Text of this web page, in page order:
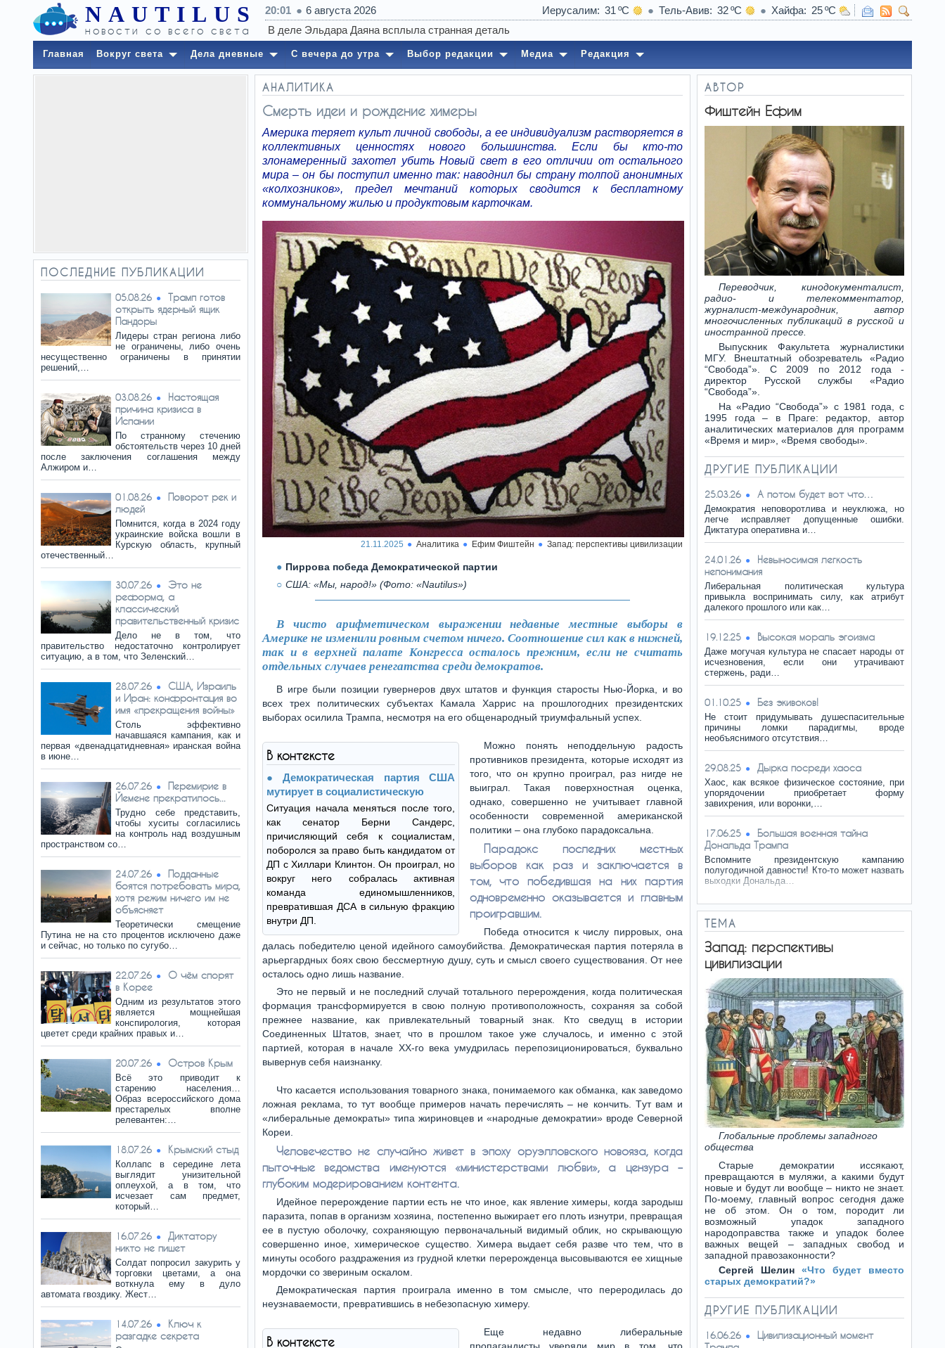
NAUTILUS
новости со всего света
20:01 6 августа 2026 Иерусалим 31 Тель-Авив 32 Хайфа
25
Главная Вокруг света Дела дневные С вечера до утра Выбор редакции Медиа Редакция
ПОСЛЕДНИЕ ПУБЛИКАЦИИ
05.08.26
Трамп готов
открыть ядерный ящик
Пандоры
Лидеры стран региона либо
не ограничены, либо очень
несущественно ограничены в принятии
решений,…
03.08.26
Настоящая
причина кризиса в
Испании
По странному стечению
обстоятельств через 10 дней
после заключения соглашения между
Алжиром и…
01.08.26
Поворот рек и
людей
Помнится, когда в 2024 году
украинские войска вошли в
Курскую область, крупный
отечественный…
30.07.26
Это не
реформа, а
классический
правительственный кризис
Дело не в том, что
правительство недостаточно контролирует
ситуацию, а в том, что Зеленский…
28.07.26
США, Израиль
и Иран: конфронтация во
имя «прекращения войны»
Столь эффективно
начавшаяся кампания, как и
первая «двенадцатидневная» иранская война
в июне…
26.07.26
Перемирие в
Йемене прекратилось...
Трудно себе представить,
чтобы хуситы согласились
на контроль над воздушным
пространством со…
24.07.26
Подданные
боятся потребовать мира,
хотя режим ничего им не
объясняет
Теоретически смещение
Путина не на сто процентов исключено даже
и сейчас, но только по сугубо…
22.07.26
О чём спорят
в Корее
Одним из результатов этого
является мощнейшая
конспирология, которая
цветет среди крайних правых и…
20.07.26 Остров Крым
Всё это приводит к
старению населения…
Образ всероссийского дома
престарелых вполне
релевантен:…
18.07.26 Крымский стыд
Коллапс в середине лета
выглядит унизительной
оплеухой, а в том, что
исчезает сам предмет,
который…
16.07.26
Диктатору
никто не пишет
Солдат попросил закурить у
торговки цветами, а она
воткнула ему в дуло
автомата гвоздику. Жест…
14.07.26
Ключ к
разгадке секрета
АНАЛИТИКА
Смерть идеи и рождение химеры
Америка теряет культ личной свободы, а ее индивидуализм растворяется в
коллективных ценностях нового большинства. Если бы кто-то
злонамеренный захотел убить Новый свет в его отличии от остального
мира – он бы поступил именно так: наводнил бы страну толпой анонимных
«колхозников», предел мечтаний которых сводится к бесплатному
коммунальному жилью и продуктовым карточкам.
21.11.2025 Аналитика Ефим Фиштейн Запад: перспективы цивилизации
Пиррова победа Демократической партии
США: «Мы, народ!» (Фото: «Nautilus»)
В чисто арифметическом выражении недавные местные выборы в
Америке не изменили ровным счетом ничего. Соотношение сил как в нижней,
так и в верхней палате Конгресса осталось прежним, если не считать
отдельных случаев ренегатства среди демократов.
В игре были позиции гувернеров двух штатов и функция старосты Нью-Йорка, и во
всех трех политических субъектах Камала Харрис на прошлогодних президентских
выборах осилила Трампа, несмотря на его общенародный триумфальный успех.
В контексте
Демократическая партия США
мутирует в социалистическую
Ситуация начала меняться после того,
как сенатор Берни Сандерс,
причисляющий себя к социалистам,
поборолся за право быть кандидатом от
ДП с Хиллари Клинтон. Он проиграл, но
вокруг него собралась активная
команда единомышленников,
превратившая ДСА в сильную фракцию
внутри ДП.
Можно понять неподдельную радость
противников президента, которые исходят из
того, что он крупно проиграл, раз нигде не
выиграл. Такая поверхностная оценка,
однако, совершенно не учитывает главной
особенности современной американской
политики – она глубоко парадоксальна.
Парадокс последних местных
выборов как раз и заключается в
том, что победившая на них партия
одновременно оказывается и главным
проигравшим.
Победа относится к числу пирровых, она
далась победителю ценой идейного самоубийства. Демократическая партия потеряла в
арьергардных боях свою бессмертную душу, суть и смысл своего существования. От нее
осталось одно лишь название.
Это не первый и не последний случай тотального перерождения, когда политическая
формация трансформируется в свою полную противоположность, сохраняя за собой
прежнее название, как привлекательный товарный знак. Кто сведущ в истории
Соединенных Штатов, знает, что в прошлом такое уже случалось, и именно с этой
партией, которая в начале XX-го века умудрилась перепозиционироваться, буквально
вывернув себя наизнанку.
Что касается использования товарного знака, понимаемого как обманка, как заведомо
ложная реклама, то тут вообще примеров начать перечислять – не кончить. Tут вам и
«либеральные демократы» типа жириновцев и «народные демократии» вроде Северной
Кореи.
Человечество не случайно живет в эпоху оруэлловского новояза, когда
пыточные ведомства именуются «министерствами любви», а цензура –
глубоким модерированием контента.
Идейное перерождение партии есть не что иное, как явление химеры, когда зародыш
паразита, попав в организм хозяина, постепенно выжирает его плоть изнутри, превращая
ее в пустую оболочку, сохраняющую первоначальный видимый облик, но скрывающую
совершенно иное, химерическое существо. Химера выдает себя разве что тем, что в
минуты особого раздражения из грудной клетки перерожденца высовываются ее хищные
мордочки со звериным оскалом.
Демократическая партия проиграла именно в том смысле, что переродилась до
неузнаваемости, превратившись в небезопасную химеру.
В контексте
Еще недавно либеральные
АВТОР
Фиштейн Ефим
Переводчик, кинодокументалист,
радио- и телекомментатор,
журналист-международник, автор
многочисленных публикаций в русской и
иностранной прессе.
Выпускник Факультета журналистики
МГУ. Внештатный обозреватель «Радио
“Свобода”». С 2009 по 2012 года -
директор Русской службы «Радио
“Свобода”».
На «Радио “Свобода”» с 1981 года, с
1995 года – в Праге: редактор, автор
аналитических материалов для программ
«Время и мир», «Время свободы».
ДРУГИЕ ПУБЛИКАЦИИ
25.03.26 А потом будет вот что…
Демократия неповоротлива и неуклюжа, но
легче исправляет допущенные ошибки.
Диктатура оперативна и…
24.01.26
Невыносимая легкость
непонимания
Либеральная политическая культура
привыкла воспринимать силу, как атрибут
далекого прошлого или как…
19.12.25 Высокая мораль эгоизма
Даже могучая культура не спасает народы от
исчезновения, если они утрачивают
стержень, ради…
01.10.25 Без экивоков!
Не стоит придумывать душеспасительные
причины ломки парадигмы, вроде
необъяснимого отсутствия…
29.08.25 Дырка посреди хаоса
Хаос, как всякое физическое состояние, при
упорядочении приобретает форму
завихрения, или воронки,…
17.06.25
Большая военная тайна
Дональда Трампа
Вспомните президентскую кампанию
полугодичной давности! Кто-то может назвать
выходки Дональда…
ТЕМА
Запад: перспективы
цивилизации
Глобальные проблемы западного
общества
Старые демократии иссякают,
превращаются в муляжи, а какими будут
новые и будут ли вообще – никто не знает.
По-моему, главный вопрос сегодня даже
не об этом. Он о том, породит ли
возможный упадок западного
народоправства также и упадок более
важных вещей – западных свобод и
западной правозаконности?
Сергей Шелин «Что будет вместо
старых демократий?»
ДРУГИЕ ПУБЛИКАЦИИ
16.06.26
Цивилизационный момент